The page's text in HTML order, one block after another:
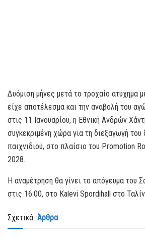
Δυόμιση μήνες μετά το τροχαίο ατύχημα
είχε αποτέλεσμα και την αναβολή του
στις 11 Ιανουαρίου, η Εθνική Ανδρών
συγκεκριμένη χώρα για τη διεξαγωγή του
παιχνιδιού, στο πλαίσιο του Promotion
2028.
Η αναμέτρηση θα γίνει το απόγευμα του
στις 16:00, στο Kalevi Spordihall στο
Σχετικά Άρθρα